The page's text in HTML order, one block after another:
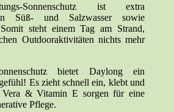
Sonnenschutz ist extra
in Süß- und Salzwasser sowie
Somit steht einem Tag am Strand,
Outdooraktivitäten nichts mehr
bietet Daylong ein
Es zieht schnell ein, klebt und
& Vitamin E sorgen für eine
Pflege.